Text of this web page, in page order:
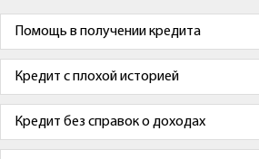
Помощь в получении кредита
Кредит с плохой историей
Кредит без справок о доходах